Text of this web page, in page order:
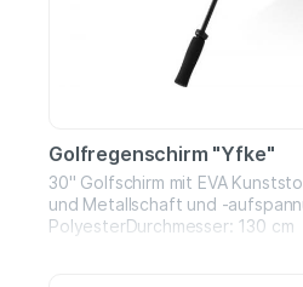
Golfregenschirm "Yfke"
30" Golfschirm mit EVA
und Metallschaft und -
PolyesterDurchmesser: 130 cm